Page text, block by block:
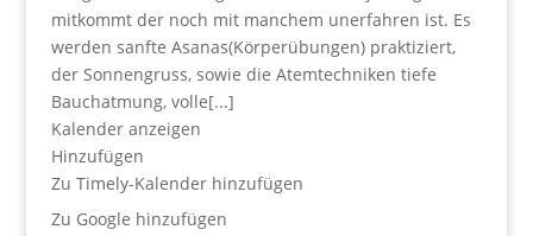
mitkommt der noch mit manchem unerfahren ist. Es
werden sanfte Asanas(Körperübungen) praktiziert,
der Sonnengruss, sowie die Atemtechniken tiefe
Bauchatmung, volle[...]
Kalender anzeigen
Hinzufügen
Zu Timely-Kalender hinzufügen
Zu Google hinzufügen